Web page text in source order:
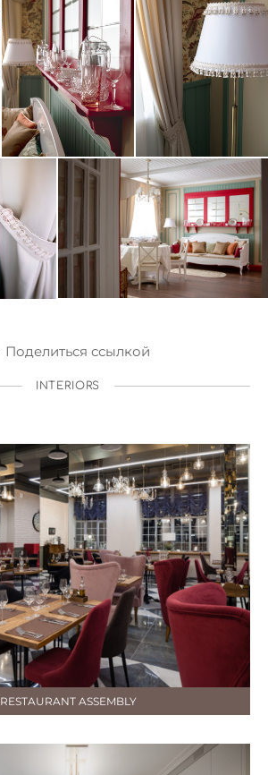
Поделиться ссылкой
INTERIORS
RESTAURANT ASSEMBLY